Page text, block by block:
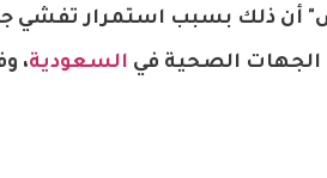
أن ذلك بسبب استمرار تفشي
الجهات الصحية في السعودية،